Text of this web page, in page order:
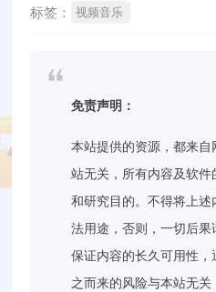
标签： 视频音乐
免责声明：
本站提供的资源，都来
站无关，所有内容及软
和研究目的。不得将上
法用途，否则，一切后
保证内容的长久可用性
之而来的风险与本站无